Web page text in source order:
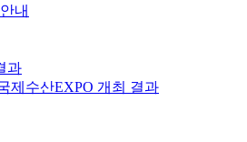
내
과
제수산EXPO 개최 결과